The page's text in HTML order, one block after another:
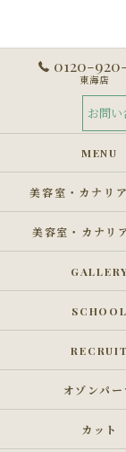
0120-
東海店
お問い
MENU
美容室・カナリ
美容室・カナリ
SCHOOL
RECRUIT
オゾンパー
カット